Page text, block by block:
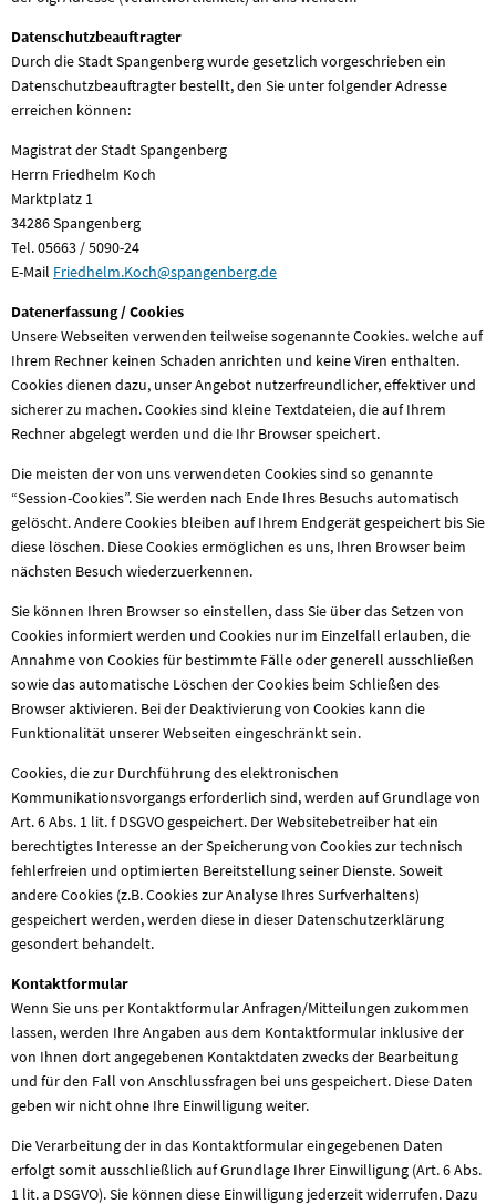
Datenschutzbeauftragter
Durch die Stadt Spangenberg wurde gesetzlich vorgeschrieben ein
Datenschutzbeauftragter bestellt, den Sie unter folgender Adresse
erreichen können:
Magistrat der Stadt Spangenberg
Herrn Friedhelm Koch
Marktplatz 1
34286 Spangenberg
Tel. 05663 / 5090-24
E-Mail Friedhelm.Koch@spangenberg.de
Datenerfassung / Cookies
Unsere Webseiten verwenden teilweise sogenannte Cookies. welche auf
Ihrem Rechner keinen Schaden anrichten und keine Viren enthalten.
Cookies dienen dazu, unser Angebot nutzerfreundlicher, effektiver und
sicherer zu machen. Cookies sind kleine Textdateien, die auf Ihrem
Rechner abgelegt werden und die Ihr Browser speichert.
Die meisten der von uns verwendeten Cookies sind so genannte
“Session-Cookies”. Sie werden nach Ende Ihres Besuchs automatisch
gelöscht. Andere Cookies bleiben auf Ihrem Endgerät gespeichert bis Sie
diese löschen. Diese Cookies ermöglichen es uns, Ihren Browser beim
nächsten Besuch wiederzuerkennen.
Sie können Ihren Browser so einstellen, dass Sie über das Setzen von
Cookies informiert werden und Cookies nur im Einzelfall erlauben, die
Annahme von Cookies für bestimmte Fälle oder generell ausschließen
sowie das automatische Löschen der Cookies beim Schließen des
Browser aktivieren. Bei der Deaktivierung von Cookies kann die
Funktionalität unserer Webseiten eingeschränkt sein.
Cookies, die zur Durchführung des elektronischen
Kommunikationsvorgangs erforderlich sind, werden auf Grundlage von
Art. 6 Abs. 1 lit. f DSGVO gespeichert. Der Websitebetreiber hat ein
berechtigtes Interesse an der Speicherung von Cookies zur technisch
fehlerfreien und optimierten Bereitstellung seiner Dienste. Soweit
andere Cookies (z.B. Cookies zur Analyse Ihres Surfverhaltens)
gespeichert werden, werden diese in dieser Datenschutzerklärung
gesondert behandelt.
Kontaktformular
Wenn Sie uns per Kontaktformular Anfragen/Mitteilungen zukommen
lassen, werden Ihre Angaben aus dem Kontaktformular inklusive der
von Ihnen dort angegebenen Kontaktdaten zwecks der Bearbeitung
und für den Fall von Anschlussfragen bei uns gespeichert. Diese Daten
geben wir nicht ohne Ihre Einwilligung weiter.
Die Verarbeitung der in das Kontaktformular eingegebenen Daten
erfolgt somit ausschließlich auf Grundlage Ihrer Einwilligung (Art. 6 Abs.
1 lit. a DSGVO). Sie können diese Einwilligung jederzeit widerrufen. Dazu